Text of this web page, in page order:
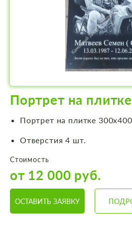
Портрет на плитке
Портрет на плитке
Отверстия 4 шт.
Стоимость
от 12 000 руб.
ОСТАВИТЬ ЗАЯВКУ